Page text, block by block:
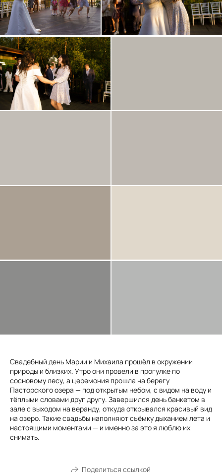
Свадебный день Марии и Михаила прошёл в окружении
природы и близких. Утро они провели в прогулке по
сосновому лесу, а церемония прошла на берегу
Пасторского озера — под открытым небом, с видом на воду и
тёплыми словами друг другу. Завершился день банкетом в
зале с выходом на веранду, откуда открывался красивый вид
на озеро. Такие свадьбы наполняют съёмку дыханием лета и
настоящими моментами — и именно за это я люблю их
снимать.
Поделиться ссылкой